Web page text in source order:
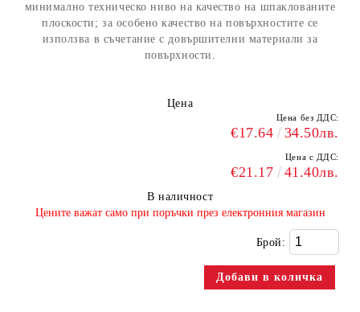
минимално техническо ниво на качество на шпаклованите
плоскости; за особено качество на повърхностите се
използва в съчетание с довършителни материали за
повърхности.
Цена
Цена без ДДС:
€17.64 34.50лв.
Цена с ДДС:
€21.17 41.40лв.
В наличност
​Цените важат само при поръчки през електронния магазин
Брой: